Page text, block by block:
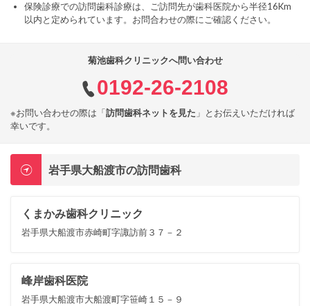
保険診療での訪問歯科診療は、ご訪問先が歯科医院から半径16Km
以内と定められています。お問合わせの際にご確認ください。
菊池歯科クリニックへ問い合わせ
0192-26-2108
※お問い合わせの際は「訪問歯科ネットを見た 」とお伝えいただければ
幸いです。
岩手県大船渡市の訪問歯科
くまかみ歯科クリニック
岩手県大船渡市赤崎町字諏訪前３７－２
峰岸歯科医院
岩手県大船渡市大船渡町字笹崎１５－９